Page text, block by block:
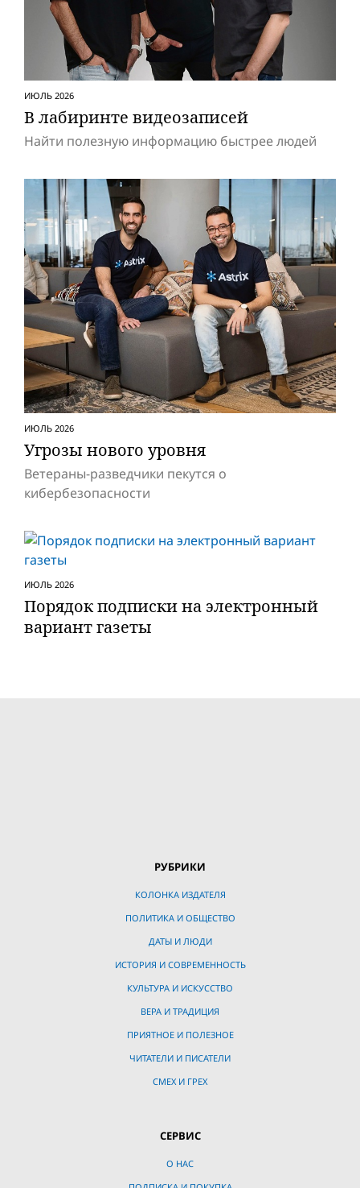
ИЮЛЬ 2026
В лабиринте видеозаписей
Найти полезную информацию быстрее людей
ИЮЛЬ 2026
Угрозы нового уровня
Ветераны-разведчики пекутся о
кибербезопасности
ИЮЛЬ 2026
Порядок подписки на электронный
вариант газеты
РУБРИКИ
КОЛОНКА ИЗДАТЕЛЯ
ПОЛИТИКА И ОБЩЕСТВО
ДАТЫ И ЛЮДИ
ИСТОРИЯ И СОВРЕМЕННОСТЬ
КУЛЬТУРА И ИСКУССТВО
ВЕРА И ТРАДИЦИЯ
ПРИЯТНОЕ И ПОЛЕЗНОЕ
ЧИТАТЕЛИ И ПИСАТЕЛИ
СМЕХ И ГРЕХ
СЕРВИС
О НАС